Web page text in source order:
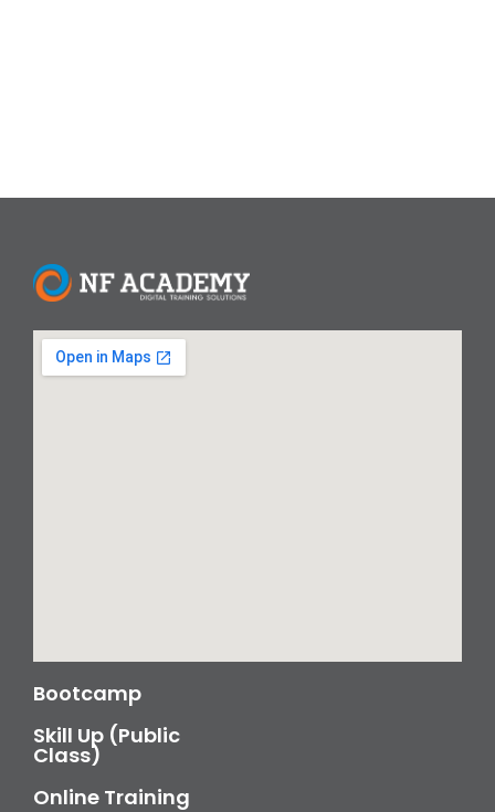
Bootcamp
Skill Up (Public
Class)
Online Training